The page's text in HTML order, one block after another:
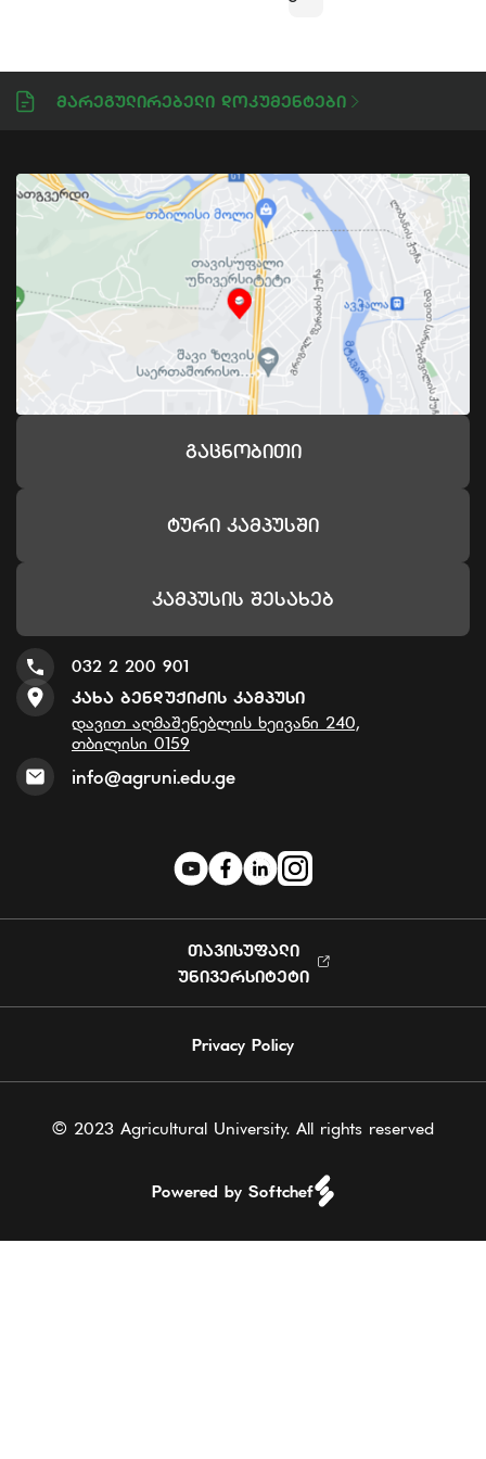
Მარეგულირებელი Დოკუმენტები
Გაცნობითი
Ტური Კამპუსში
Კამპუსის Შესახებ
032 2 200 901
Კახა Ბენდუქიძის Კამპუსი
დავით აღმაშენებლის ხეივანი 240,
თბილისი 0159
info@agruni.edu.ge
ᲗᲐᲕᲘᲡᲣᲤᲐᲚᲘ
ᲣᲜᲘᲕᲔᲠᲡᲘᲢᲔᲢᲘ
Privacy Policy
© 2023 Agricultural University. All rights reserved
Powered by Softchef